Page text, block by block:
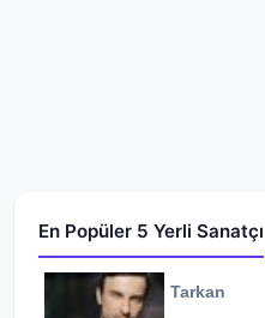
En Popüler 5 Yerli Sanatçı
Tarkan